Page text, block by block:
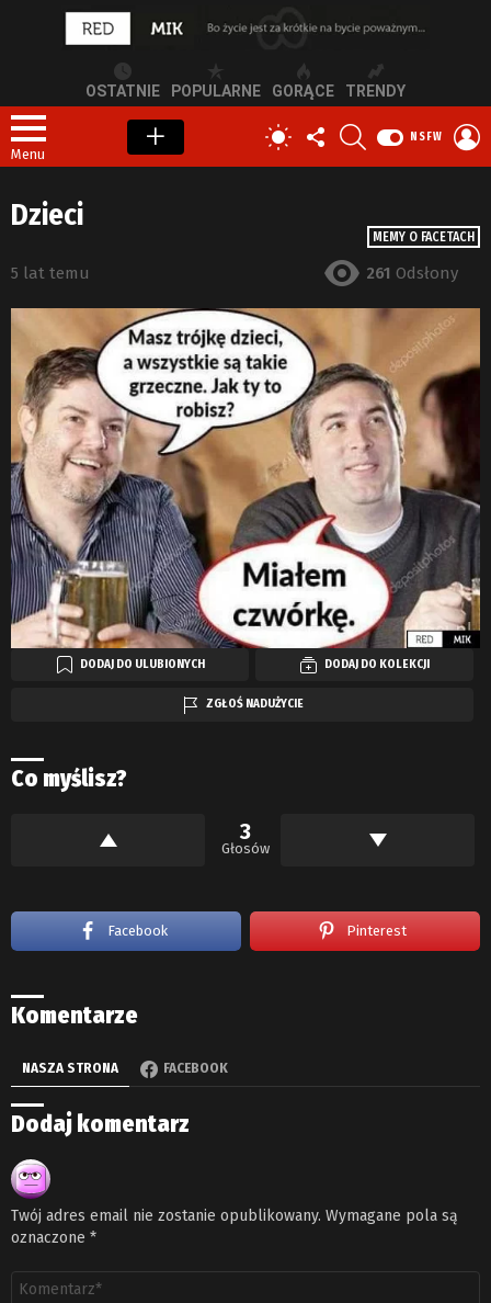
OSTATNIE POPULARNE GORĄCE TRENDY
Menu
PRZEŁĄCZ
SKÓRKĘ
OBSERWUJ
NAS
NSFW
MEMY O FACETACH
Dzieci
5 lat temu 261 Odsłony
DODAJ DO ULUBIONYCH DODAJ DO KOLEKCJI
ZGŁOŚ NADUŻYCIE
Co myślisz?
3
Głosów
Facebook Pinterest
Komentarze
NASZA STRONA FACEBOOK
Dodaj komentarz
Twój adres email nie zostanie opublikowany. Wymagane pola są
oznaczone *
Komentarz